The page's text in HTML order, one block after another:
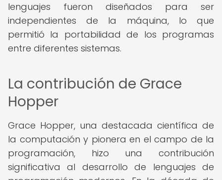
lenguajes fueron diseñados para ser
independientes de la máquina, lo que
permitió la portabilidad de los programas
entre diferentes sistemas.
La contribución de Grace
Hopper
Grace Hopper, una destacada científica de
la computación y pionera en el campo de la
programación, hizo una contribución
significativa al desarrollo de lenguajes de